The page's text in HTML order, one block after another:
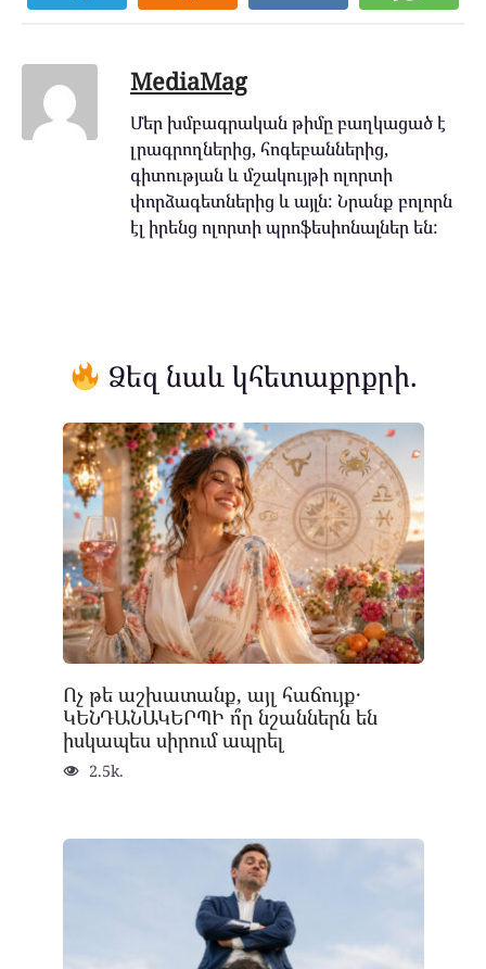
MediaMag
Մեր խմբագրական թիմը բաղկացած է
լրագրողներից, հոգեբաններից,
գիտության և մշակույթի ոլորտի
փորձագետներից և այլն: Նրանք բոլորն
էլ իրենց ոլորտի պրոֆեսիոնալներ են:
Ձեզ նաև կհետաքրքրի.
Ոչ թե աշխատանք, այլ հաճույք․
ԿԵՆԴԱՆԱԿԵՐՊԻ ո՞ր նշաններն են
իսկապես սիրում ապրել
2.5k.